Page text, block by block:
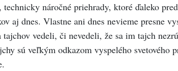
technicky náročné priehrady, ktoré ďaleko
aj dnes. Vlastne ani dnes nevieme presne
tajchov vedeli, či nevedeli, že sa im tajch
sú veľkým odkazom vyspelého svetového